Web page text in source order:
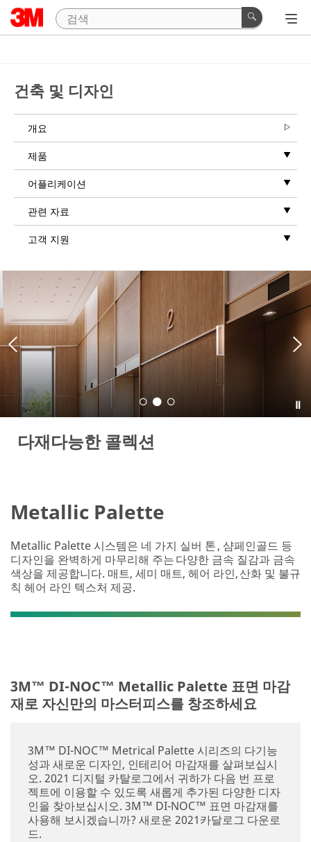
건축 및 디자인
개요
제품
어플리케이션
관련 자료
고객 지원
다재다능한 콜렉션
Metallic Palette
Metallic Palette 시스템은 네 가지 실버 톤 , 샴페인골드 등
디자인을 완벽하게 마무리해 주는 다양한 금속 질감과 금속
색상을 제공합니다. 매트, 세미 매트, 헤어 라인, 산화 및 불규
칙 헤어 라인 텍스처 제공.
3M™ DI-NOC™ Metallic Palette 표면 마감
재로 자신만의 마스터피스를 창조하세요
3M™ DI-NOC™ Metrical Palette 시리즈의 다기능
성과 새로운 디자인, 인테리어 마감재를 살펴보십시
오. 2021 디지털 카탈로그에서 귀하가 다음 번 프로
젝트에 이용할 수 있도록 새롭게 추가된 다양한 디자
인을 찾아보십시오. 3M™ DI-NOC™ 표면 마감재를
사용해 보시겠습니까? 새로운 2021카달로그 다운로
드.